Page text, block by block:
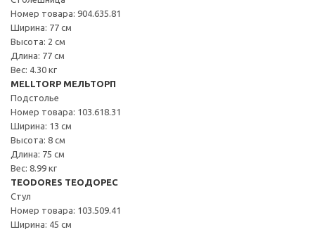
Номер товара: 904.635.81
Ширина: 77 см
Высота: 2 см
Длина: 77 см
Вес: 4.30 кг
MELLTORP МЕЛЬТОРП
Подстолье
Номер товара: 103.618.31
Ширина: 13 см
Высота: 8 см
Длина: 75 см
Вес: 8.99 кг
TEODORES ТЕОДОРЕС
Стул
Номер товара: 103.509.41
Ширина: 45 см